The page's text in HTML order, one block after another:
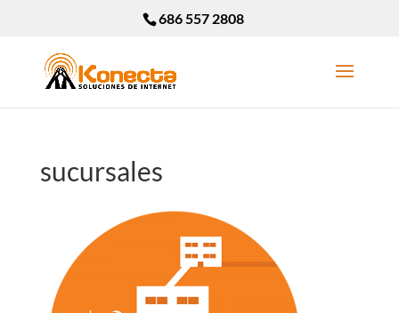
686 557 2808
sucursales